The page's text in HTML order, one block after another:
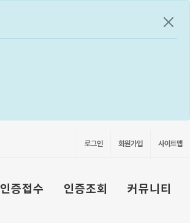
공지
로그인 회원가입 사이트맵
인증접수 인증조회 커뮤니티